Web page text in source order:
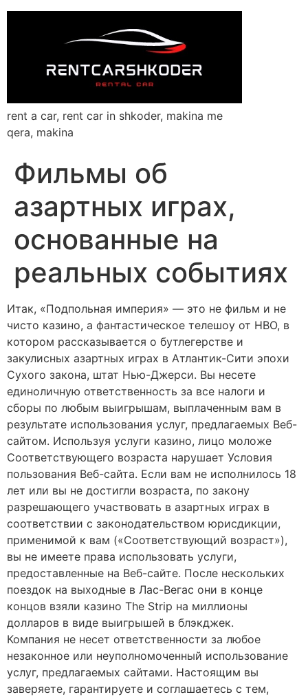
rent a car, rent car in shkoder, makina me
qera, makina
Фильмы об
азартных играх,
основанные на
реальных событиях
Итак, «Подпольная империя» — это не фильм и не
чисто казино, а фантастическое телешоу от HBO, в
котором рассказывается о бутлегерстве и
закулисных азартных играх в Атлантик-Сити эпохи
Сухого закона, штат Нью-Джерси. Вы несете
единоличную ответственность за все налоги и
сборы по любым выигрышам, выплаченным вам в
результате использования услуг, предлагаемых Веб-
сайтом. Используя услуги казино, лицо моложе
Соответствующего возраста нарушает Условия
пользования Веб-сайта. Если вам не исполнилось 18
лет или вы не достигли возраста, по закону
разрешающего участвовать в азартных играх в
соответствии с законодательством юрисдикции,
применимой к вам («Соответствующий возраст»),
вы не имеете права использовать услуги,
предоставленные на Веб-сайте. После нескольких
поездок на выходные в Лас-Вегас они в конце
концов взяли казино The Strip на миллионы
долларов в виде выигрышей в блэкджек.
Компания не несет ответственности за любое
незаконное или неуполномоченный использование
услуг, предлагаемых сайтами. Настоящим вы
заверяете, гарантируете и соглашаетесь с тем,